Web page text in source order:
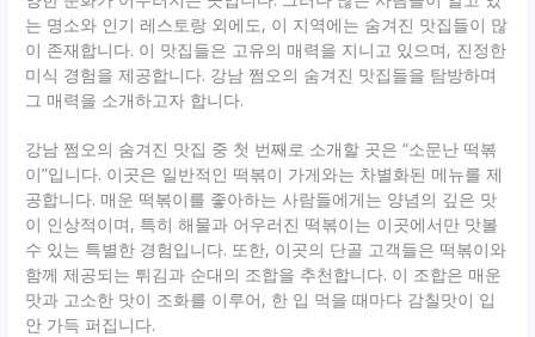
는 명소와 인기 레스토랑 외에도, 이 지역에는 숨겨진 맛집들이 많
이 존재합니다. 이 맛집들은 고유의 매력을 지니고 있으며, 진정한
미식 경험을 제공합니다. 강남 쩜오의 숨겨진 맛집들을 탐방하며
그 매력을 소개하고자 합니다.
강남 쩜오의 숨겨진 맛집 중 첫 번째로 소개할 곳은 “소문난 떡볶
이”입니다. 이곳은 일반적인 떡볶이 가게와는 차별화된 메뉴를 제
공합니다. 매운 떡볶이를 좋아하는 사람들에게는 양념의 깊은 맛
이 인상적이며, 특히 해물과 어우러진 떡볶이는 이곳에서만 맛볼
수 있는 특별한 경험입니다. 또한, 이곳의 단골 고객들은 떡볶이와
함께 제공되는 튀김과 순대의 조합을 추천합니다. 이 조합은 매운
맛과 고소한 맛이 조화를 이루어, 한 입 먹을 때마다 감칠맛이 입
안 가득 퍼집니다.